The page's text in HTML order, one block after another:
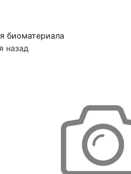
биоматериала
назад